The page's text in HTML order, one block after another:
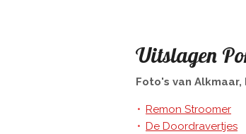
Uitslagen
Foto's van
Remon Stroomer
De Doordravertjes